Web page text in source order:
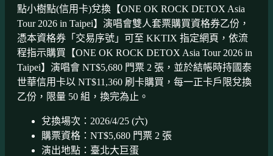
點小樹點(信用卡)兌換【ONE OK ROCK DETOX Asia
Tour 2026 in Taipei】演唱會雙人套票購買資格券乙份，
憑本資格券「交易序號」可至 KKTIX 指定網頁，依流
程指示購買【ONE OK ROCK DETOX Asia Tour 2026 in
Taipei】演唱會 NT$5,680 門票 2 張，並於結帳時持國泰
世華信用卡以 NT$11,360 刷卡購買，每一正卡戶限兌換
乙份，限量 50 組，換完為止。
兌換場次：2026/4/25 (六)
購票資格：NT$5,680 門票 2 張
演出地點：臺北大巨蛋